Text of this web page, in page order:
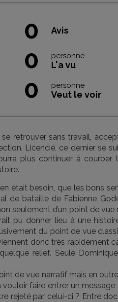
0 Avis
0 personne
L'a vu
0 personne
Veut le voir
retrouver sans travail,
Licencié, ce dernier se
plus continuer à courber
était besoin, que les bons
de bataille de Fabienne
seulement d’un point de vue
pu donner lieu à une
du point de vue
donc très rapidement
relief. Seule
de vue narratif mais en
faire entrer un
rejeté par celui-ci ? Entre